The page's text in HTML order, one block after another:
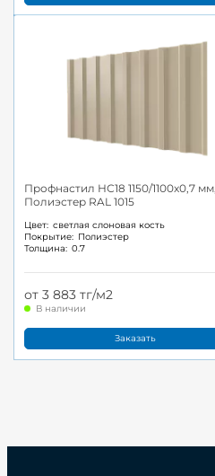
Профнастил НС18 1150/1100x0,7 мм,
Полиэстер RAL 1015
Цвет: светлая слоновая кость
Покрытие: Полиэстер
Толщина: 0.7
от 3 883 тг/м2
В наличии
Заказать